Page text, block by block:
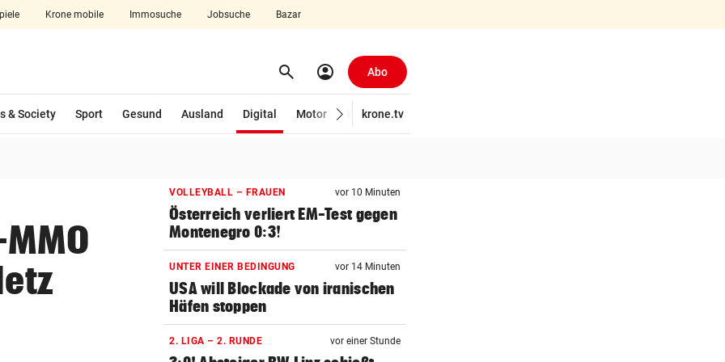
Krone mobile Immosuche Jobsuche Bazar
aufklappen search Suchen
account_circle Abo
& Society Sport Gesund Ausland Digital
Motor
Wirtschaft
krone.tv
VOLLEYBALL – FRAUEN vor 10 Minuten
Österreich verliert EM-Test gegen
Montenegro 0:3!
UNTER EINER BEDINGUNG vor 14 Minuten
USA will Blockade von iranischen
Häfen stoppen
2. LIGA – 2. RUNDE vor einer Stunde